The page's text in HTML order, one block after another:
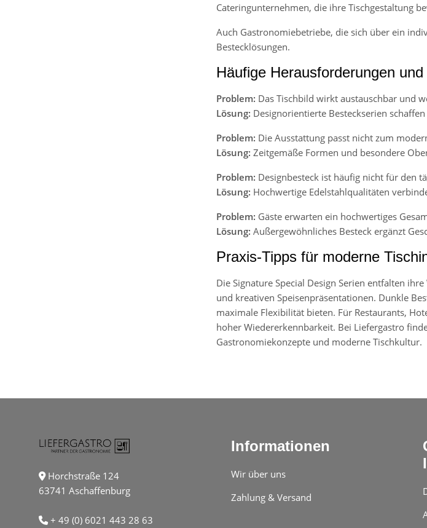
Cateringunternehmen, die ihre Tischgestaltung
Auch Gastronomiebetriebe, die sich über ein
Bestecklösungen.
Häufige Herausforderungen
Problem: Das Tischbild wirkt austauschbar und
Lösung: Designorientierte Besteckserien
Problem: Die Ausstattung passt nicht zum
Lösung: Zeitgemäße Formen und besondere
Problem: Designbesteck ist häufig nicht für den
Lösung: Hochwertige Edelstahlqualitäten
Problem: Gäste erwarten ein hochwertiges
Lösung: Außergewöhnliches Besteck ergänzt
Praxis-Tipps für moderne
Die Signature Special Design Serien entfalten
und kreativen Speisenpräsentationen. Dunkle
maximale Flexibilität bieten. Für Restaurants,
hoher Wiedererkennbarkeit. Bei Liefergastro
Gastronomiekonzepte und moderne Tischkultur.
Horchstraße 124
63741 Aschaffenburg
+ 49 (0) 6021 443 28 63
Informationen
Wir über uns
Zahlung & Versand